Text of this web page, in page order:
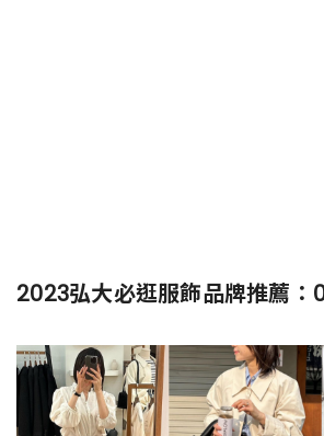
2023弘大必逛服飾品牌推薦：